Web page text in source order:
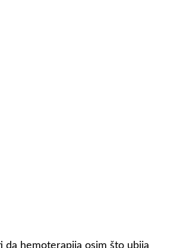
da hemoterapija osim što ubija